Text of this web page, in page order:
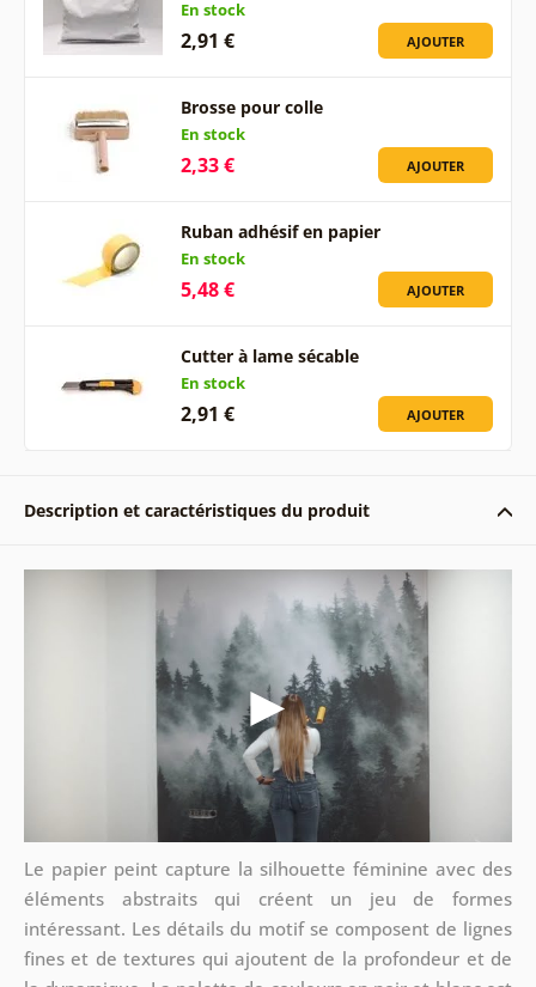
En stock
2,91 € AJOUTER
Brosse pour colle
En stock
2,33 € AJOUTER
Ruban adhésif en papier
En stock
5,48 € AJOUTER
Cutter à lame sécable
En stock
2,91 € AJOUTER
Description et caractéristiques du produit
Le papier peint capture la silhouette féminine avec des
éléments abstraits qui créent un jeu de formes
intéressant. Les détails du motif se composent de lignes
fines et de textures qui ajoutent de la profondeur et de